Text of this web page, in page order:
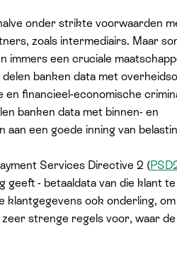
onder strikte voorwaarden
zoals intermediairs. Maar
immers een cruciale
banken data met
financieel-economische
banken data met binnen- en
aan een goede inning van
Services Directive 2 (
geeft - betaaldata van die klant
klantgegevens ook onderling,
strenge regels voor, waar